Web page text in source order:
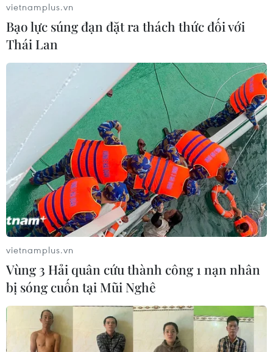
TIN LIÊN QUAN
Các nhà xuất bản công bố giá bộ sách giáo
khoa mới
26/03/2020 10:32
Bộ sách Cánh Diều gồm 9 cuốn (Tiếng Việt (2 tập), Toán,
Đạo đức, Tự nhiên và Xã hội, Giáo dục thể chất, Âm
nhạc, Mỹ thuật, Hoạt động trải nghiệm), có giá 199.000
đồng.
vietnamplus.vn
Bạo lực súng đạn đặt ra thách thức đối với
Thái Lan
vietnamplus.vn
Vùng 3 Hải quân cứu thành công 1 nạn nhân
bị sóng cuốn tại Mũi Nghê